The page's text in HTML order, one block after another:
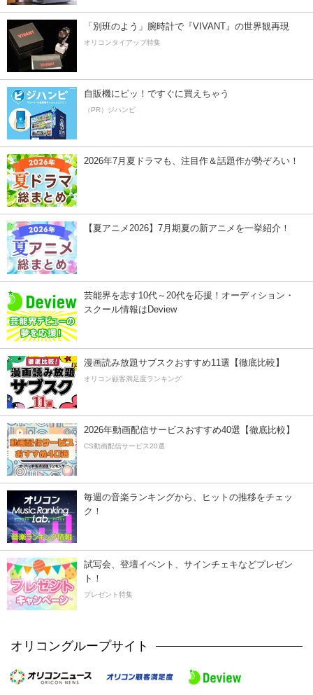
「別班のよう」腕時計で『VIVANT』の世界観再現
オリコンタイアップ特集
自販機にピッ！ですぐに買えちゃう
（PR）ジハンピ
2026年7月夏ドラマも、注目作＆話題作が勢ぞろい！
【夏アニメ2026】7月期夏の新アニメを一挙紹介！
芸能界を志す10代～20代を応援！オーディション・
スクール情報はDeview
漫画読み放題サブスクおすすめ11選【徹底比較】
オリコン顧客満足度ランキング
2026年動画配信サービスおすすめ40選【徹底比較】
CS動画配信サービス20選
毎週の音楽ランキングから、ヒットの推移をチェッ
ク！
試写会、登壇イベント、サインチェキなどプレゼン
ト！
プレゼント特集
オリコングループサイト